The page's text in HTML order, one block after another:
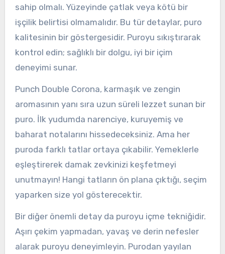
sahip olmalı. Yüzeyinde çatlak veya kötü bir
işçilik belirtisi olmamalıdır. Bu tür detaylar, puro
kalitesinin bir göstergesidir. Puroyu sıkıştırarak
kontrol edin; sağlıklı bir dolgu, iyi bir içim
deneyimi sunar.
Punch Double Corona, karmaşık ve zengin
aromasının yanı sıra uzun süreli lezzet sunan bir
puro. İlk yudumda narenciye, kuruyemiş ve
baharat notalarını hissedeceksiniz. Ama her
puroda farklı tatlar ortaya çıkabilir. Yemeklerle
eşleştirerek damak zevkinizi keşfetmeyi
unutmayın! Hangi tatların ön plana çıktığı, seçim
yaparken size yol gösterecektir.
Bir diğer önemli detay da puroyu içme tekniğidir.
Aşırı çekim yapmadan, yavaş ve derin nefesler
alarak puroyu deneyimleyin. Purodan yayılan